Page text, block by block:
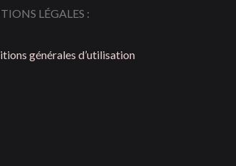
LÉGALES :
générales d’utilisation